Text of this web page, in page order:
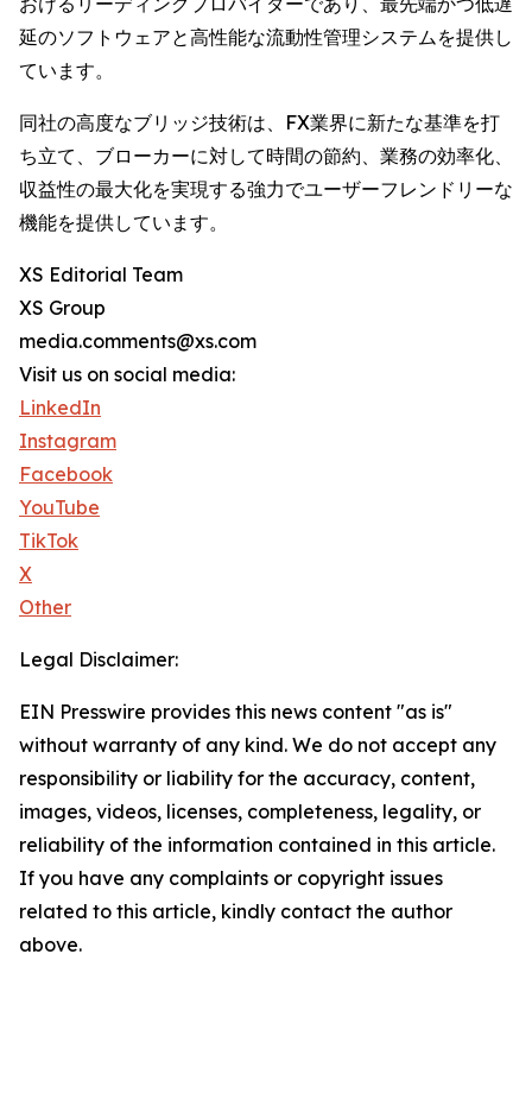
延のソフトウェアと高性能な流動性管理システムを提供し
ています。
同社の高度なブリッジ技術は、FX業界に新たな基準を打
ち立て、ブローカーに対して時間の節約、業務の効率化、
収益性の最大化を実現する強力でユーザーフレンドリーな
機能を提供しています。
XS Editorial Team
XS Group
media.comments@xs.com
Visit us on social media:
LinkedIn
Instagram
Facebook
YouTube
TikTok
X
Other
Legal Disclaimer:
EIN Presswire provides this news content "as is"
without warranty of any kind. We do not accept any
responsibility or liability for the accuracy, content,
images, videos, licenses, completeness, legality, or
reliability of the information contained in this article.
If you have any complaints or copyright issues
related to this article, kindly contact the author
above.